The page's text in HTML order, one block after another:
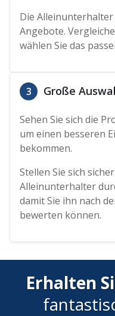
Die
Angebote.
wählen Sie das
3 Große
Sehen Sie sich die
um einen besseren
bekommen.
Stellen Sie sich
Alleinunterhalter
damit Sie ihn nach
bewerten können.
Erhalten